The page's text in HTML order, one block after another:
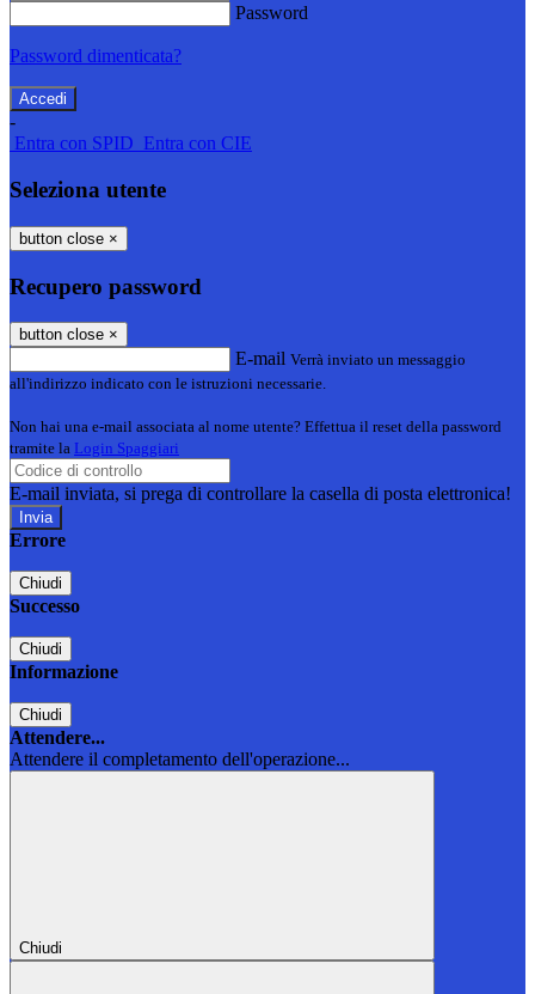
Password
Password dimenticata?
-
Entra con SPID Entra con CIE
Seleziona utente
button close ×
Recupero password
button close ×
E-mail Verrà inviato un messaggio
all'indirizzo indicato con le istruzioni necessarie.
Non hai una e-mail associata al nome utente? Effettua il reset della password
tramite la Login Spaggiari
E-mail inviata, si prega di controllare la casella di posta elettronica!
Errore
Chiudi
Successo
Chiudi
Informazione
Chiudi
Attendere...
Attendere il completamento dell'operazione...
Chiudi